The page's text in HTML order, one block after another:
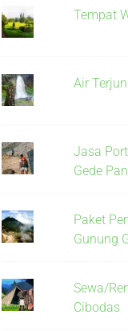
Tempat
Air
Jasa
Gede
Paket
Gunung
Sewa/
Cibodas